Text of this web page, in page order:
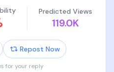
齐，党哥想扇自己100个大嘴
己家聪明的孩子留遗憾，先
，每本书只看一章，都是有
级的数学、物理、信息学基础
Predicted Views
119.0K
Repost Now
for your reply